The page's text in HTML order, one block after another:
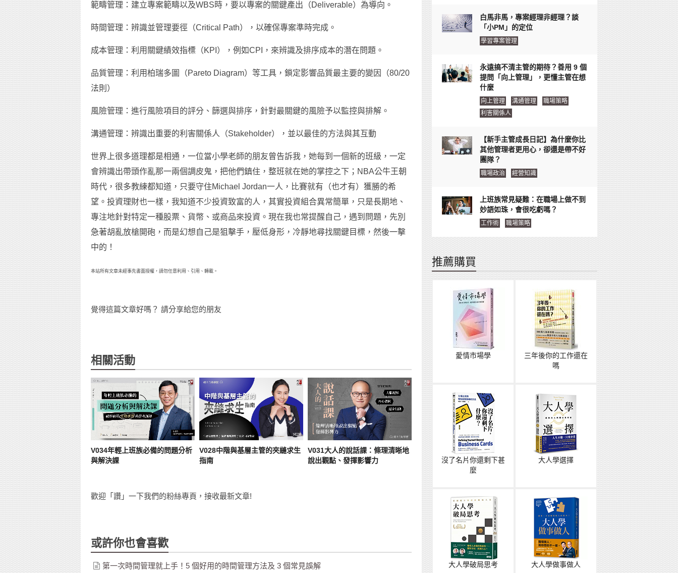
範疇管理：建立專案範疇以及WBS時，要以專案的關鍵產出（Deliverable）為導向。
時間管理：辨識並管理要徑（Critical Path），以確保專案準時完成。
成本管理：利用關鍵績效指標（KPI），例如CPI，來辨識及排序成本的潛在問題。
品質管理：利用柏瑞多圖（Pareto Diagram）等工具，鎖定影響品質最主要的變因（80/20
法則）
風險管理：進行風險項目的評分、篩選與排序，針對最關鍵的風險予以監控與排解。
溝通管理：辨識出重要的利害關係人（Stakeholder），並以最佳的方法與其互動
世界上很多道理都是相通，一位當小學老師的朋友曾告訴我，她每到一個新的班級，一定
會辨識出帶頭作亂那一兩個調皮鬼，把他們鎮住，整班就在她的掌控之下；NBA公牛王朝
時代，很多教練都知道，只要守住Michael Jordan一人，比賽就有（也才有）獲勝的希
望。投資理財也一樣，我知道不少投資致富的人，其實投資組合異常簡單，只是長期地、
專注地針對特定一種股票、貨幣、或商品來投資。現在我也常提醒自己，遇到問題，先別
急著胡亂放槍開砲，而是幻想自己是狙擊手，壓低身形，冷靜地尋找關鍵目標，然後一擊
中的！
本站所有文章未經事先書面授權，請勿任意利用、引用、轉載。
覺得這篇文章好嗎？ 請分享給您的朋友
相關活動
V034年輕上班族必備的問題分析
與解決課
V028中階與基層主管的夾縫求生
指南
V031大人的說話課：條理清晰地
說出觀點、發揮影響力
歡迎「讚」一下我們的粉絲專頁，接收最新文章!
或許你也會喜歡
第一次時間管理就上手！5 個好用的時間管理方法及 3 個常見誤解
白馬非馬，專案經理非經理？談
「小PM」的定位
學習專案管理
永遠搞不清主管的期待？善用 9 個
提問「向上管理」，更懂主管在想
什麼
向上管理 溝通管理
職場策略
利害關係人
【新手主管成長日記】為什麼你比
其他管理者更用心，卻還是帶不好
團隊？
職場政治 經營知識
上班族常見疑難：在職場上做不到
妙語如珠，會很吃虧嗎？
工作術 職場策略
推薦購買
愛情市場學
三年後你的工作還在
嗎
沒了名片你還剩下甚
麼
大人學選擇
大人學破局思考 大人學做事做人